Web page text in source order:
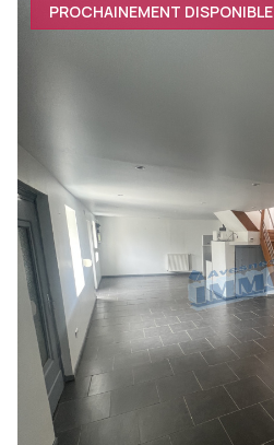
PROCHAINEMENT DISPONIBLE